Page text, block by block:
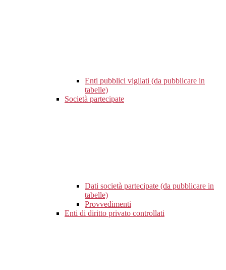
Enti pubblici vigilati (da pubblicare in
tabelle)
Società partecipate
Dati società partecipate (da pubblicare in
tabelle)
Provvedimenti
Enti di diritto privato controllati